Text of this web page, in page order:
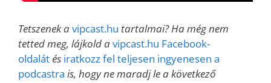
Tetszenek avipcast.hu tartalmai? Ha még nem
tetted meg, lájkold avipcast.hu Facebook-
oldalátés iratkozz fel teljesen ingyenesen a
podcastra is, hogy ne maradj le a következő